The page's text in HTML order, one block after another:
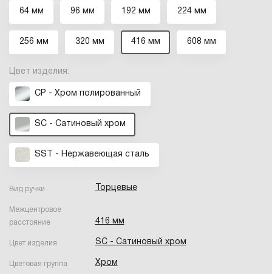
64 мм 96 мм 192 мм 224 мм
256 мм 320 мм 416 мм 608 мм
Цвет изделия:
CP - Хром полированный
SC - Сатиновый хром
SST - Нержавеющая сталь
Вид ручки Торцевые
Межцентровое
расстояние
416 мм
Цвет изделия SC - Сатиновый хром
Цветовая группа Хром